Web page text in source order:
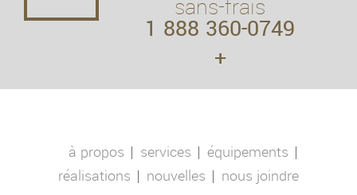
sans-frais
1 888 360-0749
+
à propos services
équipements
réalisations
nouvelles nous joindre